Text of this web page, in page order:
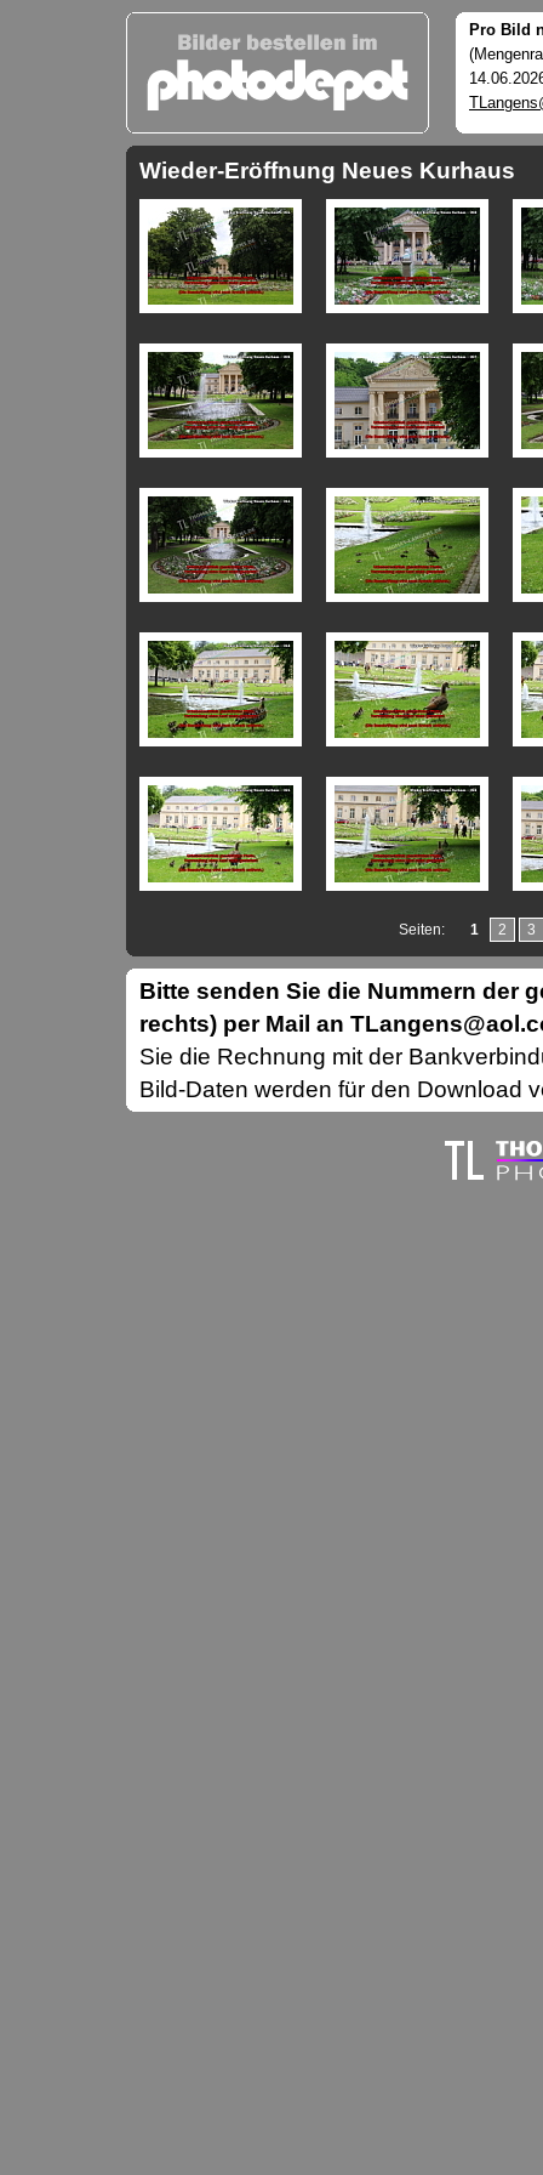
Pro Bild
Wieder-Eröffnung Neues Kurhaus
Seiten: 1 2 3
Bitte senden Sie die Nummern der
rechts) per Mail an
Sie die Rechnung mit der
Bild-Daten werden für den Download